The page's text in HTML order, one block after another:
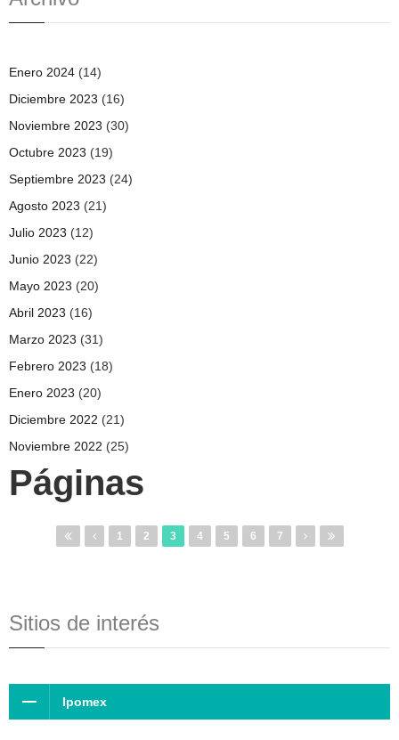
Enero 2024 (14)
Diciembre 2023 (16)
Noviembre 2023 (30)
Octubre 2023 (19)
Septiembre 2023 (24)
Agosto 2023 (21)
Julio 2023 (12)
Junio 2023 (22)
Mayo 2023 (20)
Abril 2023 (16)
Marzo 2023 (31)
Febrero 2023 (18)
Enero 2023 (20)
Diciembre 2022 (21)
Noviembre 2022 (25)
Páginas
1 2 3 4 5 6 7
Sitios de interés
Ipomex